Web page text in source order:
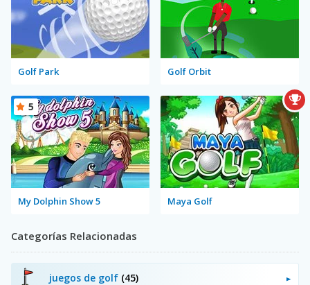
Golf Park Golf Orbit
My Dolphin Show 5
5
Maya Golf
Categorías Relacionadas
juegos de golf (45)